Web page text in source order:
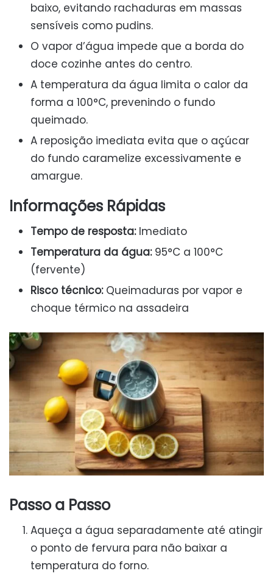
baixo, evitando rachaduras em massas
sensíveis como pudins.
O vapor d’água impede que a borda do
doce cozinhe antes do centro.
A temperatura da água limita o calor da
forma a 100°C, prevenindo o fundo
queimado.
A reposição imediata evita que o açúcar
do fundo caramelize excessivamente e
amargue.
Informações Rápidas
Tempo de resposta:Imediato
Temperatura da água:95°C a 100°C
(fervente)
Risco técnico:Queimaduras por vapor e
choque térmico na assadeira
Passo a Passo
Aqueça a água separadamente até atingir
o ponto de fervura para não baixar a
temperatura do forno.